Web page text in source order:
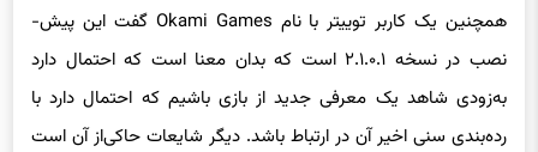
همچنین یک کاربر توییتر با نام
Okami Games گفت این پیش-
نصب در نسخه ۲.۱.۰.۱ است که بدان معنا است که احتمال دارد
به‌زودی شاهد یک معرفی جدید از بازی باشیم که احتمال دارد با
رده‌بندی سنی اخیر آن در ارتباط باشد. دیگر شایعات حاکی‌از آن است